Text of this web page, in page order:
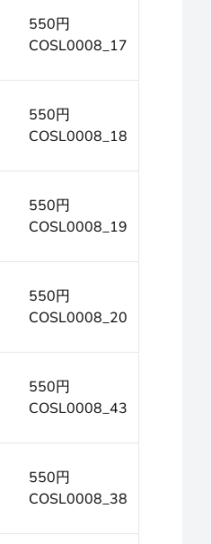
550円
COSL0008_17
550円
COSL0008_18
550円
COSL0008_19
550円
COSL0008_20
550円
COSL0008_43
550円
COSL0008_38